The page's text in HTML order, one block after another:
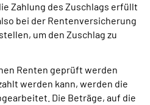
Zahlung des Zuschlags erfüllt
bei der Rentenversicherung
um den Zuschlag zu
Renten geprüft werden
werden kann, werden die
Die Beträge, auf die